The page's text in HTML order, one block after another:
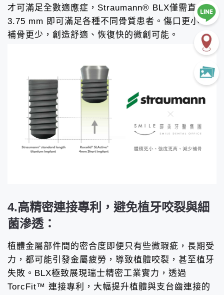
才可滿足全數適應症，Straumann® BLX僅需直徑
3.75 mm 即可滿足各種不同骨質患者。傷口更小、
補骨更少，創造舒適、恢復快的微創可能。
4.高精密連接專利，避免植牙咬裂與細
菌滲透：
植體金屬部件間的密合度即便只有些微瑕疵，長期受
力，都可能引發金屬疲勞，導致植體咬裂，甚至植牙
失敗。BLX極致展現瑞士精密工業實力，透過
TorcFit™ 連接專利，大幅提升植體與支台齒連接的